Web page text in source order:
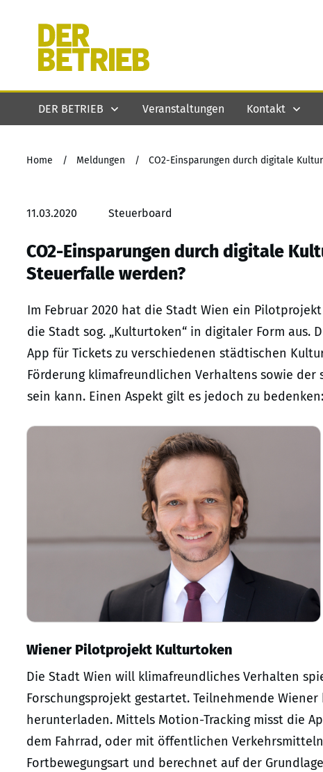
DER BETRIEB Veranstaltungen Kontakt
Home / Meldungen / CO2-Einsparungen durch digitale
11.03.2020 Steuerboard
CO2-Einsparungen durch digitale
Steuerfalle werden?
Im Februar 2020 hat die Stadt Wien ein
die Stadt sog. „Kulturtoken“ in digitaler Form aus.
App für Tickets zu verschiedenen städtischen
Förderung klimafreundlichen Verhaltens sowie
sein kann. Einen Aspekt gilt es jedoch zu
Wiener Pilotprojekt Kulturtoken
Die Stadt Wien will klimafreundliches Verhalten
Forschungsprojekt gestartet. Teilnehmende
herunterladen. Mittels Motion-Tracking misst die
dem Fahrrad, oder mit öffentlichen
Fortbewegungsart und berechnet auf der